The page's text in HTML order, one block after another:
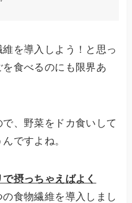
を導入しよう！と思っ
食べるのにも限界あ
、野菜をドカ食いして
ですよね。
摂っちゃえばよく
食物繊維を導入しまし